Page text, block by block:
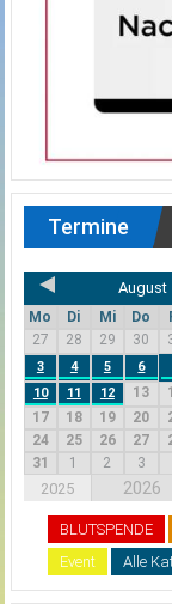
Termine
August
Mo Di Mi Do
27
28 29 30
3
4 5 6
10
11 12 13
17
18 19 20
24
25 26 27
31
1 2 3
2025 2026
BLUTSPENDE
Event
Alle